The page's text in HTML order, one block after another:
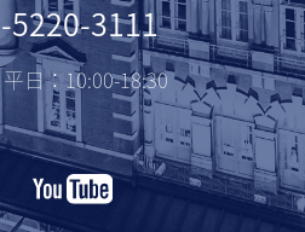
5220-3111
日：10:00-18:30